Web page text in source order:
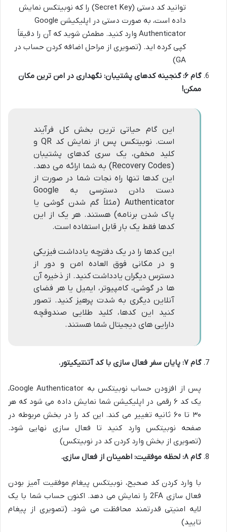
توانید کد دستی (Secret Key) را که نوبیتکس نمایش
داده است، به صورت دستی در اپلیکیشن Google
Authenticator وارد کنید. مطمئن شوید که آن را دقیقاً
کپی کرده اید. (تصویری از مراحل اضافه کردن حساب در
GA)
گام ۶:
گنجینه کدهای پشتیبان: نگهداری در امن ترین مکان
ممکن!
این گام حیاتی ترین بخش کل فرآیند
است. نوبیتکس پس از نمایش کد QR و
کلید مخفی، یک سری کدهای پشتیبان
(Recovery Codes) به شما ارائه می دهد.
این کدها تنها راه نجات شما در صورت از
دست دادن دسترسی به Google
Authenticator (مثلاً گم شدن گوشی یا
پاک شدن برنامه) هستند. هر یک از این
کدها فقط یک بار قابل استفاده است.
این کدها را در یک دفترچه یادداشت فیزیکی
و در مکانی فوق العاده امن و دور از
دسترس دیگران یادداشت کنید. از ذخیره آن
ها در گوشی، کامپیوتر، ایمیل یا هر فضای
آنلاین دیگری به شدت پرهیز کنید. تصور
کنید این کدها، کلید طلایی صندوقچه
دارایی های دیجیتال شما هستند.
گام ۷: پایان سفر فعال سازی با کد آتنتیکیتور.
پس از افزودن حساب نوبیتکس به Google Authenticator،
یک کد ۶ رقمی در اپلیکیشن شما نمایش داده می شود که هر
۳۰ تا ۶۰ ثانیه تغییر می کند. این کد را در بخش مربوطه در
صفحه نوبیتکس وارد کنید تا فعال سازی نهایی شود.
(تصویری از بخش وارد کردن کد در نوبیتکس)
گام ۸: لحظه موفقیت: اطمینان از فعال سازی.
با وارد کردن کد صحیح، نوبیتکس پیغام موفقیت آمیز بودن
فعال سازی 2FA را نمایش می دهد. اکنون حساب شما با یک
لایه امنیتی قدرتمند محافظت می شود. (تصویری از پیغام
تایید)